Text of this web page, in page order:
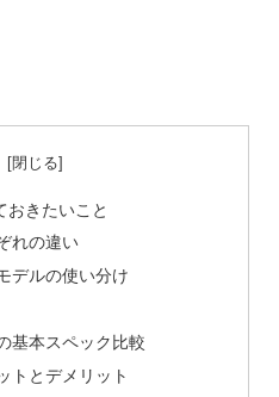
おきたいこと
れの違い
デルの使い分け
基本スペック比較
トとデメリット